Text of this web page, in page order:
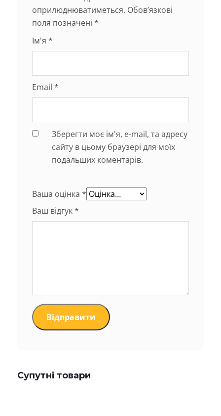
оприлюднюватиметься. Обов’язкові
поля позначені *
Ім'я *
Email *
Зберегти моє ім'я, e-mail, та адресу
сайту в цьому браузері для моїх
подальших коментарів.
Ваша оцінка *
Ваш відгук *
Супутні товари